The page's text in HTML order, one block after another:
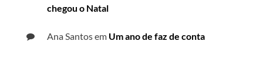
chegou o Natal
Ana Santosem Um ano de faz de conta